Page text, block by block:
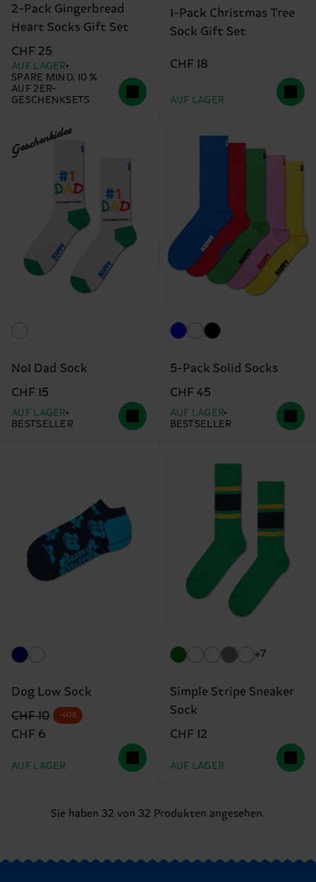
2-Pack Gingerbread
Heart Socks Gift Set
CHF 25
AUF LAGER
SPARE MIND. 10 %
AUF 2ER-
GESCHENKSETS
1-Pack Christmas Tree
Sock Gift Set
CHF 18
AUF LAGER
Geschenkidee
No1 Dad Sock
CHF 15
AUF LAGER
BESTSELLER
5-Pack Solid Socks
CHF 45
AUF LAGER
BESTSELLER
Dog Low Sock
Originalpreis
CHF 10
Reduzierter Preis
CHF 6
-40%
AUF LAGER
+7
Simple Stripe Sneaker
Sock
CHF 12
AUF LAGER
Sie haben 32 von 32 Produkten angesehen.